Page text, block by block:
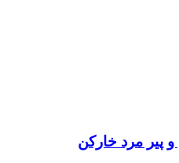
پیر مرد خارکن